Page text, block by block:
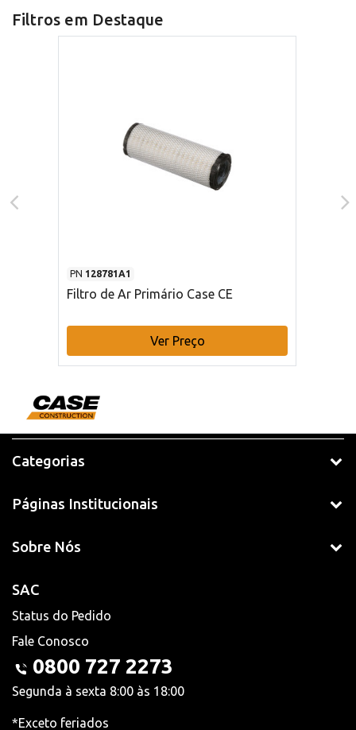
Filtros em Destaque
PN 128781A1
Filtro de Ar Primário Case CE
Ver Preço
Categorias
Páginas Institucionais
Sobre Nós
SAC
Status do Pedido
Fale Conosco
0800 727 2273
Segunda à sexta 8:00 às 18:00
*Exceto feriados